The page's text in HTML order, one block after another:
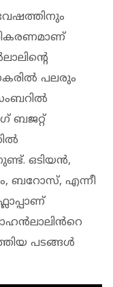
പലരും
ബജറ്റ്
ഒടിയന്‍,
ബറോസ്, എന്നീ
പടങ്ങൾ